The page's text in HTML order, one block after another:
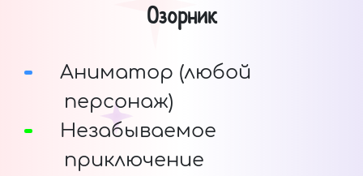
Озорник
Аниматор (любой
персонаж)
Незабываемое
приключение